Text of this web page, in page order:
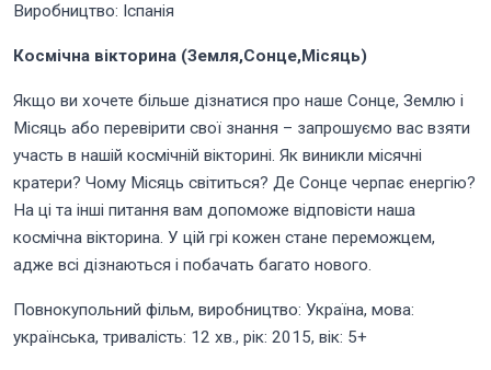
Виробництво: Іспанія
Космічна вікторина (Земля,Сонце,Місяць)
Якщо ви хочете більше дізнатися про наше Сонце, Землю і
Місяць або перевірити свої знання – запрошуємо вас взяти
участь в нашій космічній вікторині. Як виникли місячні
кратери? Чому Місяць світиться? Де Сонце черпає енергію?
На ці та інші питання вам допоможе відповісти наша
космічна вікторина. У цій грі кожен стане переможцем,
адже всі дізнаються і побачать багато нового.
Повнокупольний фільм, виробництво: Україна, мова:
українська, тривалість: 12 хв., рік: 2015, вік: 5+